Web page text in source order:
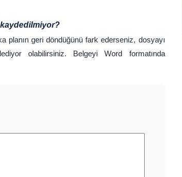
planın geri döndüğünü fark ederseniz, dosyayı
olabilirsiniz. Belgeyi Word formatında